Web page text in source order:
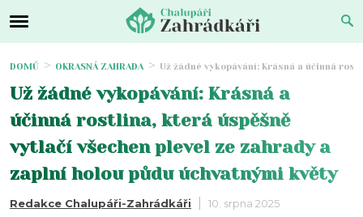
DOMŮ OKRASNÁ ZAHRADA Už žádné vykopávání: Krásná a účinná
Už žádné vykopávání: Krásná a
účinná rostlina, která úspěšně
vytlačí všechen plevel ze zahrady a
zaplní holou půdu úchvatnými květy
Redakce Chalupáři-Zahrádkáři 10. srpna 2025